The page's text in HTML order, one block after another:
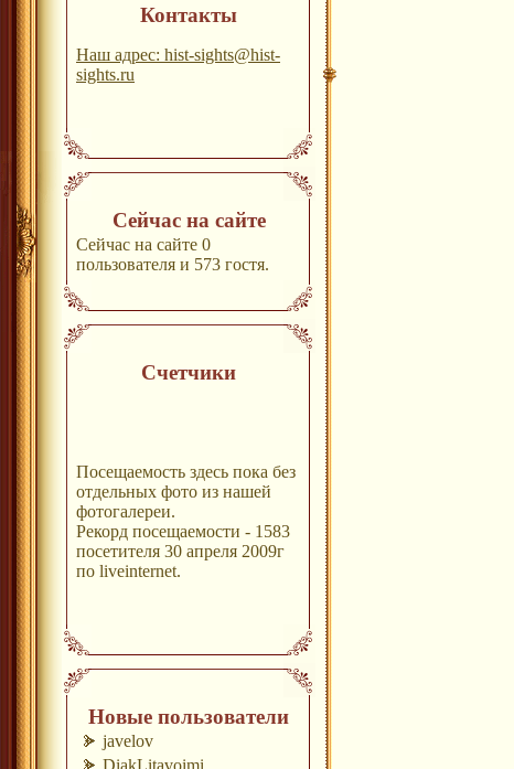
Контакты
Наш адрес: hist-sights@hist-
sights.ru
Сейчас на сайте
Сейчас на сайте 0
пользователя и 573 гостя.
Счетчики
Посещаемость здесь пока без
отдельных фото из нашей
фотогалереи.
Рекорд посещаемости - 1583
посетителя 30 апреля 2009г
по liveinternet.
Новые пользователи
javelov
DiakLitavoimi